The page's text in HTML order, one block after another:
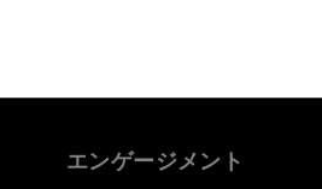
エンゲージメント